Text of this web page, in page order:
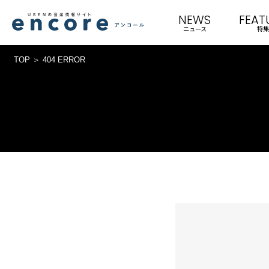
NEWS
ニュース 特集
TOP 404 ERROR